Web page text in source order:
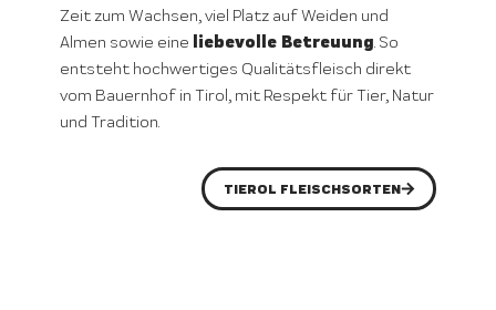
Zeit zum Wachsen, viel Platz auf Weiden und
Almen sowie eine liebevolle Betreuung. So
entsteht hochwertiges Qualitätsfleisch direkt
vom Bauernhof in Tirol, mit Respekt für Tier, Natur
und Tradition.
TIEROL FLEISCHSORTEN